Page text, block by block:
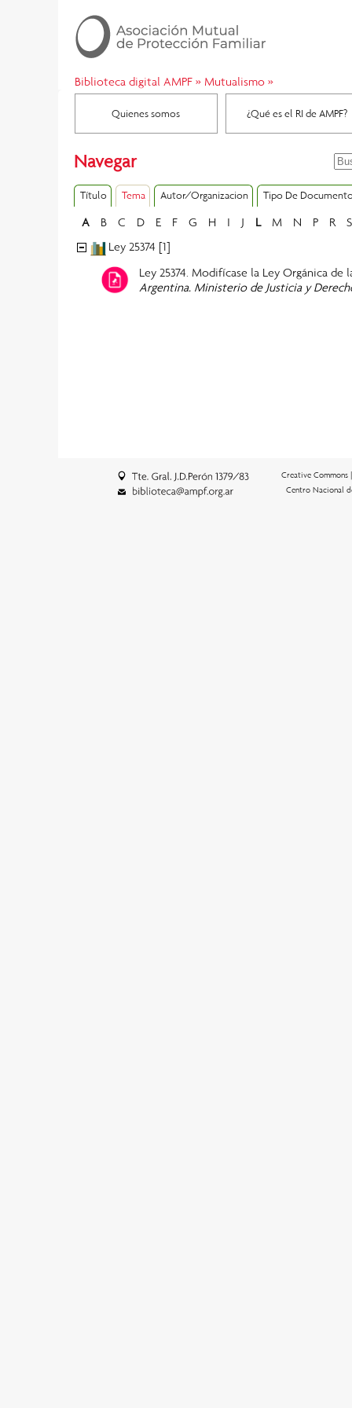
Biblioteca digital AMPF» Mutualismo»
Quienes somos ¿Qué es el RI de AMPF?
Navegar
Título Tema Autor/Organizacion Tipo De
A B C D E F G H I J L M N P R
S
Ley 25374 [1]
Ley 25374. Modifícase la Ley Orgánica de
Argentina. Ministerio de Justicia y
Creative Commons
Centro Nacional